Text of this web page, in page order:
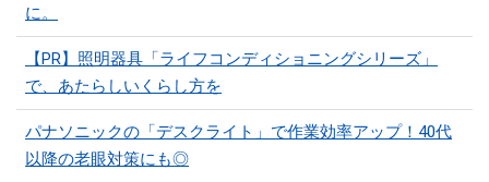
に。
【PR】照明器具「ライフコンディショニングシリーズ」
で、あたらしいくらし方を
パナソニックの「デスクライト」で作業効率アップ！40代
以降の老眼対策にも◎